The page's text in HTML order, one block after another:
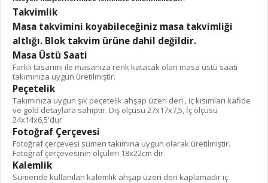
Takvimlik
Masa takvimini koyabileceğiniz masa takvimliği
altlığı. Blok takvim ürüne dahil değildir.
Masa Üstü Saati
Farklı tasarımı ile masanıza renk katacak olan masa üstü saati
takımınıza uygun üretilmiştir.
Peçetelik
Takımınıza uygun şık peçetelik ahşap üzeri deri , iç kısımları kafide
ve gold detaylara sahiptir. Dış ölçüsü 27x17x7,5, İç ölçüsü
24x14x6,5'dur
Fotoğraf Çerçevesi
Fotoğraf çerçevesi sümen takımına uygun olarak üretilmiştir.
Fotoğraf çerçevesinin ölçüleri 18x22cm dir.
Kalemlik
Sümende kullanılan kalemlik ahşap üzeri deri kaplamadır iç